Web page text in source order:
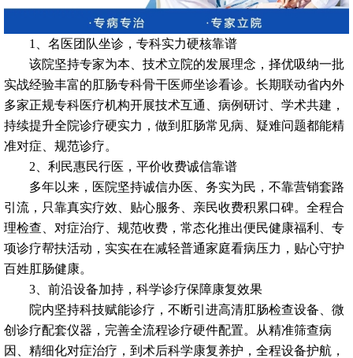
1、名医团队坐诊，专科实力硬核靠谱
该院坚持专家为本、技术立院的发展理念，择优吸纳一批
实战经验丰富的肛肠专科骨干医师坐诊看诊。长期联动省内外
多家正规专科医疗机构开展技术互通、病例研讨、学术共建，
持续提升全院诊疗硬实力，做到肛肠常见病、疑难问题都能精
准对症、规范诊疗。
2、利民惠民行医，平价收费诚信靠谱
多年以来，医院坚持诚信办医、务实为民，不靠营销套路
引流，只靠真实疗效、贴心服务、亲民收费积累口碑。全程合
理检查、对症治疗、规范收费，常态化推出便民健康福利、专
项诊疗帮扶活动，实实在在减轻普通家庭看病压力，贴心守护
百姓肛肠健康。
3、前沿设备加持，科学诊疗保障康复效果
院内坚持科技赋能诊疗，不断引进高清肛肠检查设备、微
创诊疗配套仪器，完善全流程诊疗硬件配置。从精准筛查病
因、精细化对症治疗，到术后科学康复养护，全程设备护航，